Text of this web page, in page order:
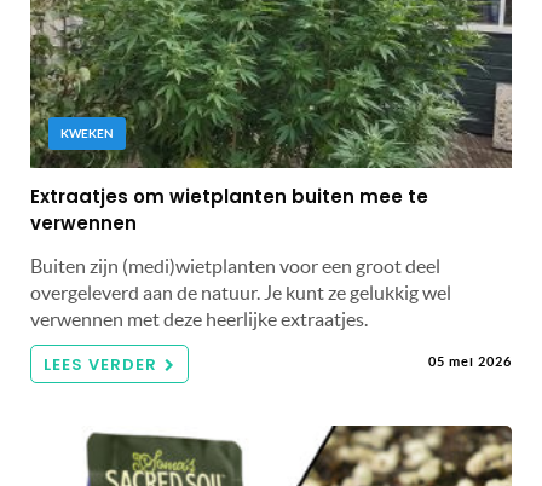
KWEKEN
Extraatjes om wietplanten buiten mee te
verwennen
Buiten zijn (medi)wietplanten voor een groot deel
overgeleverd aan de natuur. Je kunt ze gelukkig wel
verwennen met deze heerlijke extraatjes.
LEES VERDER 05 mei 2026